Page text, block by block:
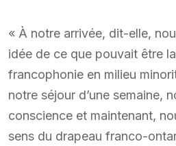
« À notre arrivée, dit-elle,
idée de ce que pouvait être
francophonie en milieu
notre séjour d’une semaine,
conscience et maintenant,
sens du drapeau franco-